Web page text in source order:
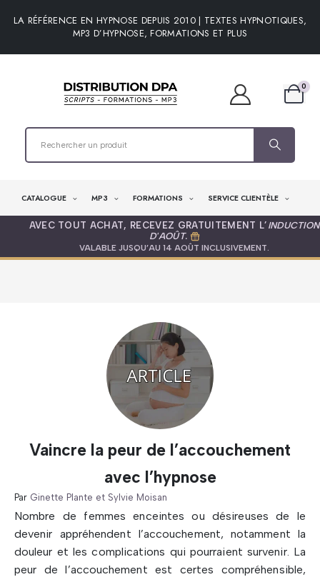
LA RÉFÉRENCE EN HYPNOSE DEPUIS 2010 | TEXTES HYPNOTIQUES,
MP3 D’HYPNOSE, FORMATIONS ET PLUS
0
CATALOGUE MP3 FORMATIONS SERVICE CLIENTÈLE
AVEC TOUT ACHAT, RECEVEZ GRATUITEMENT L’ INDUCTION
D'AOÛT.
VALABLE JUSQU’AU 14 AOÛT INCLUSIVEMENT.
Vaincre la peur de l’accouchement
avec l’hypnose
Par Ginette Plante et Sylvie Moisan
Nombre de femmes enceintes ou désireuses de le
devenir appréhendent l’accouchement, notamment la
douleur et les complications qui pourraient survenir. La
peur de l’accouchement est certes compréhensible,